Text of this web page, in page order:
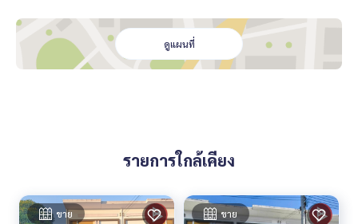
- ตลาดเสริมสุข
ราคา : 1,950,000 บาท
**พร้อมอัตราดอกเบี้ยพิเศษ และ วงเงินสูงสุด 90-100% ของราคา
สนใจสอบถามข้อมูลเพิ่มเติม หรือ นัดชมบ้านได้ที่
ดูแผนที่
รายการใกล้เคียง
ขาย ขาย